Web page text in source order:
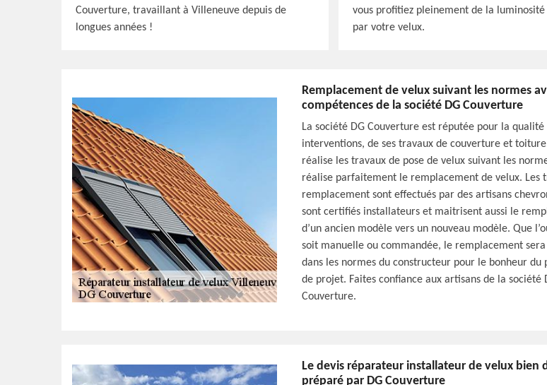
Couverture, travaillant à Villeneuve depuis de
longues années !
vous profitiez pleinement de la
par votre velux.
Remplacement de velux suivant les normes
compétences de la société DG Couverture
La société DG Couverture est réputée pour la qualité
interventions, de ses travaux de couverture et
réalise les travaux de pose de velux suivant les
réalise parfaitement le remplacement de velux. Les
remplacement sont effectués par des artisans
sont certifiés installateurs et maitrisent aussi le
d’un ancien modèle vers un nouveau modèle. Que
soit manuelle ou commandée, le remplacement
dans les normes du constructeur pour le bonheur du
de projet. Faites confiance aux artisans de la société
Couverture.
Le devis réparateur installateur de velux bien
préparé par DG Couverture